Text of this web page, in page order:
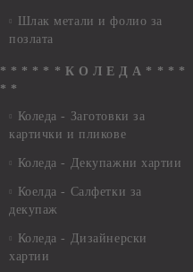
Шлак метали и фолио за
позлата
* * * * * * К О Л Е Д А * * * *
* *
Коледа - Заготовки за
картички и пликове
Коледа - Декупажни хартии
Коелда - Салфетки за
декупаж
Коледа - Дизайнерски
хартии